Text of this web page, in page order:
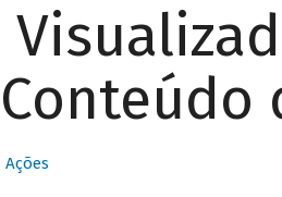
Conteúdo
Ações